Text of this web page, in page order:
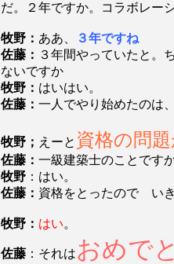
だ。２年ですか。コラボレー
牧野： ああ、
３年ですね
佐藤： ３年間やっていたと。
ないですか
牧野： はいはい。
佐藤： 一人でやり始めたのは
牧野； えーと 資格の問
佐藤： 一級建築士のことです
牧野 ：はい。
佐藤： 資格をとったので い
牧野： はい。
佐藤 ：それはおめで